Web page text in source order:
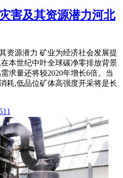
害及其资源潜力河北
资源潜力 矿业为经济社会发展提
本世纪中叶全球碳净零排放背景
求量还将较2020年增长6倍。当
耗,低品位矿体高强度开采将是长